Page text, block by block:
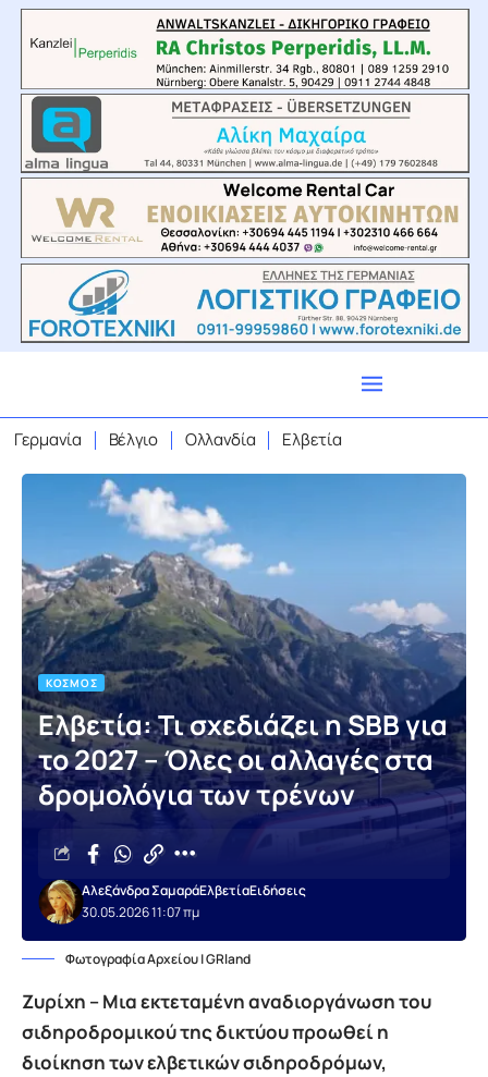
Γερμανία Βέλγιο Ολλανδία Ελβετία
ΚΌΣΜΟΣ
Ελβετία: Τι σχεδιάζει η SBB για
το 2027 – Όλες οι αλλαγές στα
δρομολόγια των τρένων
30.05.2026 11:07 πμ
Αλεξάνδρα ΣαμαράΕλβετίαΕιδήσεις
Φωτογραφία Αρχείου | GRland
Ζυρίχη – Μια εκτεταμένη αναδιοργάνωση του
σιδηροδρομικού της δικτύου προωθεί η
διοίκηση των ελβετικών σιδηροδρόμων,